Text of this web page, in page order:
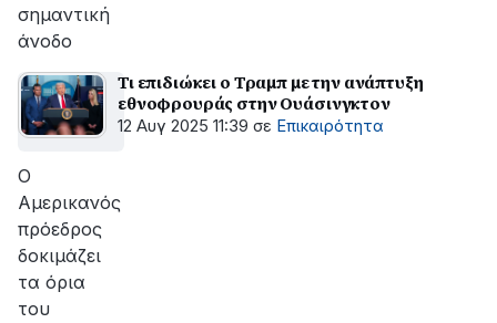
σημαντική
άνοδο
Τι επιδιώκει ο Τραμπ με την ανάπτυξη
εθνοφρουράς στην Ουάσινγκτον
12 Αυγ 2025 11:39 σε Επικαιρότητα
Ο
Αμερικανός
πρόεδρος
δοκιμάζει
τα όρια
του